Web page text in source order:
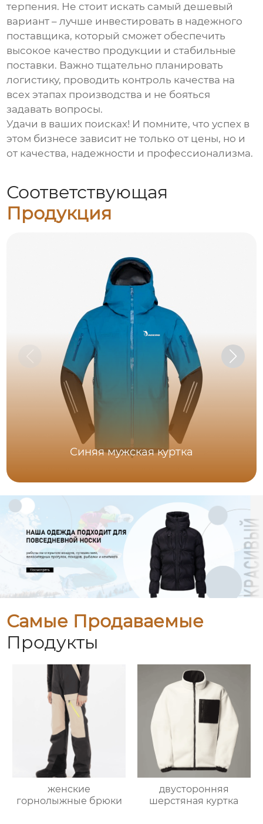
терпения. Не стоит искать самый дешевый
вариант – лучше инвестировать в надежного
поставщика, который сможет обеспечить
высокое качество продукции и стабильные
поставки. Важно тщательно планировать
логистику, проводить контроль качества на
всех этапах производства и не бояться
задавать вопросы.
Удачи в ваших поисках! И помните, что успех в
этом бизнесе зависит не только от цены, но и
от качества, надежности и профессионализма.
Соответствующая
Продукция
Синяя мужская куртка
Самые Продаваемые
Продукты
женские
горнолыжные брюки
двусторонняя
шерстяная куртка